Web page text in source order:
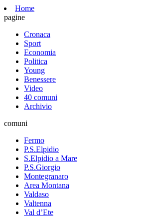
Home
pagine
Cronaca
Sport
Economia
Politica
Young
Benessere
Video
40 comuni
Archivio
comuni
Fermo
P.S.Elpidio
S.Elpidio a Mare
P.S.Giorgio
Montegranaro
Area Montana
Valdaso
Valtenna
Val d’Ete